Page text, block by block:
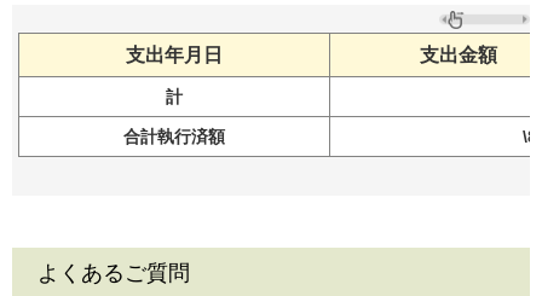
支出年月日 支出金額
計
合計執行済額
よくあるご質問